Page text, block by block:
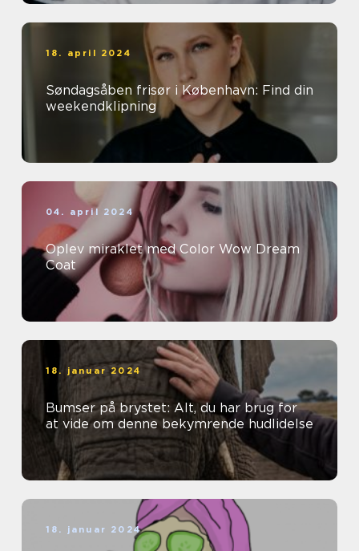
18. april 2024
Søndagsåben frisør i København: Find din
weekendklipning
04. april 2024
Oplev miraklet med Color Wow Dream
Coat
18. januar 2024
Bumser på brystet: Alt, du har brug for
at vide om denne bekymrende hudlidelse
18. januar 2024